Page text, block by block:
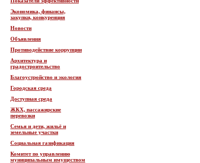
Экономика, финансы,
закупки, конкуренция
Новости
Объявления
Противодействие коррупции
Архитектура и
градостроительство
Благоустройство и экология
Городская среда
Доступная среда
ЖКХ, пассажирские
перевозки
Семья и дети, жильё и
земельные участки
Социальная газификация
Комитет по управлению
муниципальным имуществом